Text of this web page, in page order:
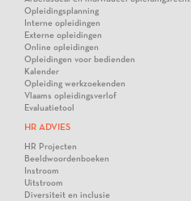
Opleidingsplanning
Interne opleidingen
Externe opleidingen
Online opleidingen
Opleidingen voor bedienden
Kalender
Opleiding werkzoekenden
Vlaams opleidingsverlof
Evaluatietool
HR ADVIES
HR Projecten
Beeldwoordenboeken
Instroom
Uitstroom
Diversiteit en inclusie